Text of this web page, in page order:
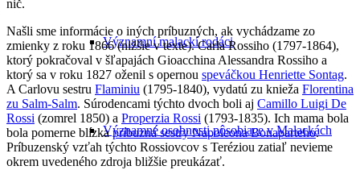
Významní malackí rodáci
Významné osobnosti pôsobiace v Malackách
nič.
Našli sme informácie o iných príbuzných, ak vychádzame zo
zmienky z roku 1866 (nižšie v texte). Carla Rossiho (1797-1864),
ktorý pokračoval v šľapajách Gioacchina Alessandra Rossiho a
ktorý sa v roku 1827 oženil s opernou speváčkou Henriette Sontag.
A Carlovu sestru Flaminiu (1795-1840), vydatú zu knieža Florentina
zu Salm-Salm. Súrodencami týchto dvoch boli aj Camillo Luigi De
Rossi (zomrel 1850) a Properzia Rossi (1793-1835). Ich mama bola
bola pomerne blízkapríbuzná sestry Napoleona Bonaparteho.
Príbuzenský vzťah týchto Rossiovcov s Teréziou zatiaľ nevieme
okrem uvedeného zdroja bližšie preukázať.